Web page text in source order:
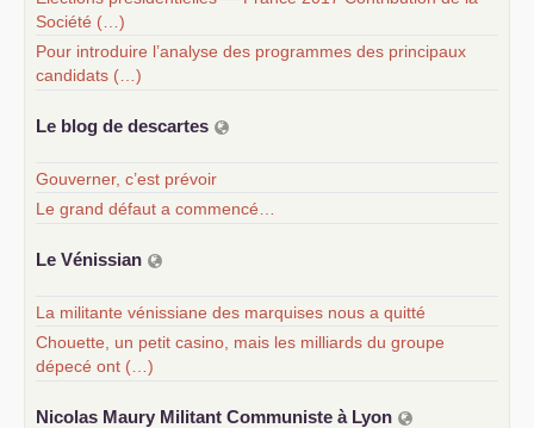
Société (…)
Pour introduire l’analyse des programmes des principaux
candidats (…)
Le blog de descartes
Gouverner, c’est prévoir
Le grand défaut a commencé…
Le Vénissian
La militante vénissiane des marquises nous a quitté
Chouette, un petit casino, mais les milliards du groupe
dépecé ont (…)
Nicolas Maury Militant Communiste à Lyon